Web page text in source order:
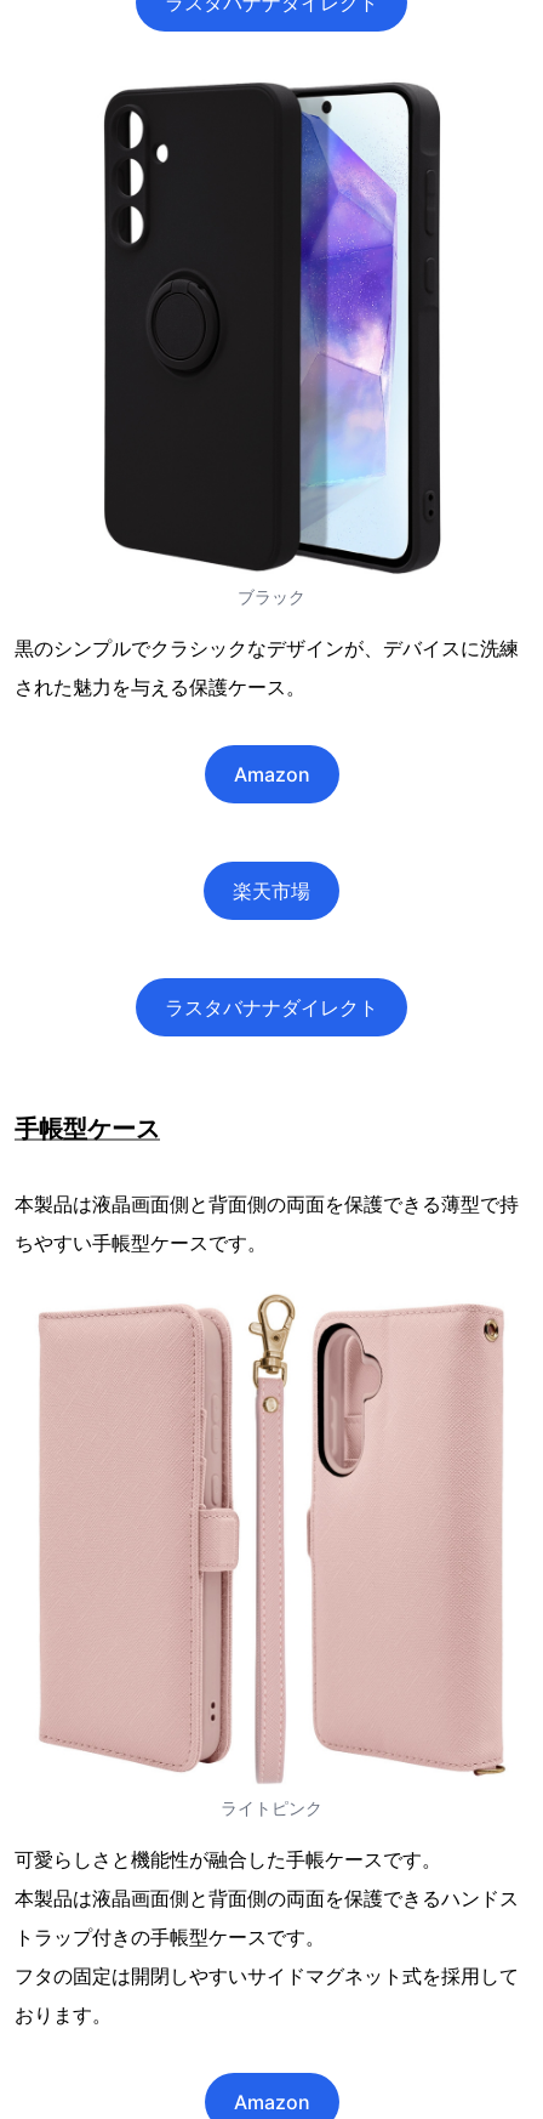
ブラック
黒のシンプルでクラシックなデザインが、デバイスに洗練
された魅力を与える保護ケース。
Amazon
楽天市場
ラスタバナナダイレクト
手帳型ケース
本製品は液晶画面側と背面側の両面を保護できる薄型で持
ちやすい手帳型ケースです。
ライトピンク
可愛らしさと機能性が融合した手帳ケースです。
本製品は液晶画面側と背面側の両面を保護できるハンドス
トラップ付きの手帳型ケースです。
フタの固定は開閉しやすいサイドマグネット式を採用して
おります。
Amazon